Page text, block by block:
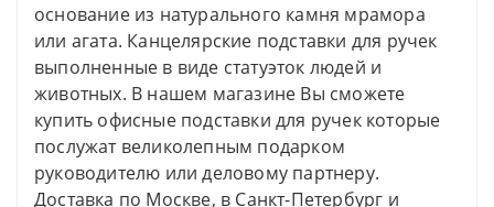
основание из натурального камня мрамора
или агата. Канцелярские подставки для ручек
выполненные в виде статуэток людей и
животных. В нашем магазине Вы сможете
купить офисные подставки для ручек которые
послужат великолепным подарком
руководителю или деловому партнеру.
Доставка по Москве, в Санкт-Петербург и